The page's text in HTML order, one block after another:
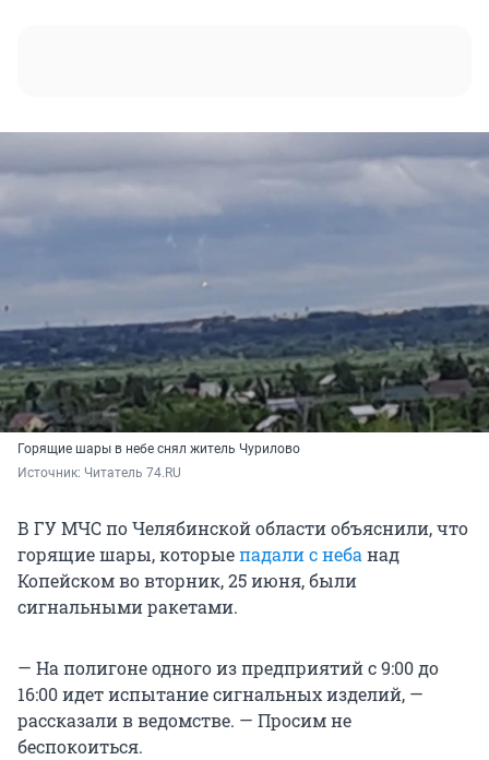
Горящие шары в небе снял житель Чурилово
Источник: Читатель 74.RU
В ГУ МЧС по Челябинской области объяснили, что
горящие шары, которыепадали с небанад
Копейском во вторник, 25 июня, были
сигнальными ракетами.
— На полигоне одного из предприятий с 9:00 до
16:00 идет испытание сигнальных изделий, —
рассказали в ведомстве. — Просим не
беспокоиться.